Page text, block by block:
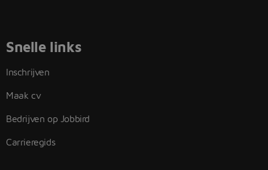
Snelle links
Inschrijven
Maak cv
Bedrijven op Jobbird
Carrieregids